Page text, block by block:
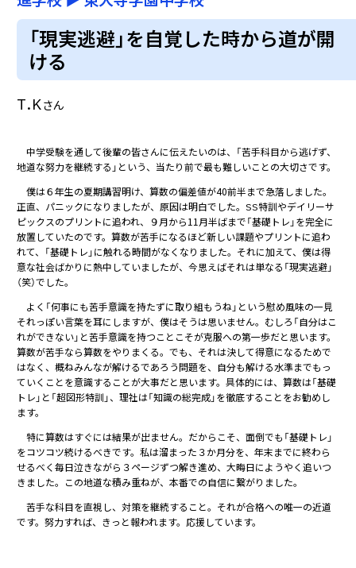
「現実逃避」を自覚した時から道が開
ける
T.Kさん
中学受験を通して後輩の皆さんに伝えたいのは、「苦手科目から逃げず、
地道な努力を継続する」という、当たり前で最も難しいことの大切さです。
僕は６年生の夏期講習明け、算数の偏差値が40前半まで急落しました。
正直、パニックになりましたが、原因は明白でした。SS特訓やデイリーサ
ピックスのプリントに追われ、９月から11月半ばまで「基礎トレ」を完全に
放置していたのです。算数が苦手になるほど新しい課題やプリントに追わ
れて、「基礎トレ」に触れる時間がなくなりました。それに加えて、僕は得
意な社会ばかりに熱中していましたが、今思えばそれは単なる「現実逃避」
（笑）でした。
よく「何事にも苦手意識を持たずに取り組もうね」という慰め風味の一見
それっぽい言葉を耳にしますが、僕はそうは思いません。むしろ「自分はこ
れができない」と苦手意識を持つことこそが克服への第一歩だと思います。
算数が苦手なら算数をやりまくる。でも、それは決して得意になるためで
はなく、概ねみんなが解けるであろう問題を、自分も解ける水準までもっ
ていくことを意識することが大事だと思います。具体的には、算数は「基礎
トレ」と「超図形特訓」、理社は「知識の総完成」を徹底することをお勧めし
ます。
特に算数はすぐには結果が出ません。だからこそ、面倒でも「基礎トレ」
をコツコツ続けるべきです。私は溜まった３か月分を、年末までに終わら
せるべく毎日泣きながら３ページずつ解き進め、大晦日にようやく追いつ
きました。この地道な積み重ねが、本番での自信に繋がりました。
苦手な科目を直視し、対策を継続すること。それが合格への唯一の近道
です。努力すれば、きっと報われます。応援しています。